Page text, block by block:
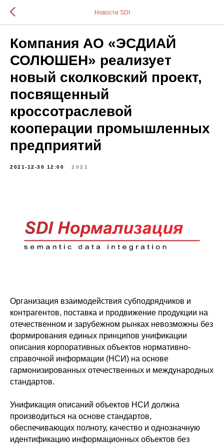
Новости SDI
Компания АО «ЭСДИАЙ
СОЛЮШЕН» реализует
новый сколковский проект,
посвященный
кроссотраслевой
кооперации промышленных
предприятий
2021-12-30 12:00 2021
Организация взаимодействия субподрядчиков и
контрагентов, поставка и продвижение продукции на
отечественном и зарубежном рынках невозможны без
формирования единых принципов унификации
описания корпоративных объектов нормативно-
справочной информации (НСИ) на основе
гармонизированных отечественных и международных
стандартов.
Унификация описаний объектов НСИ должна
производиться на основе стандартов,
обеспечивающих полноту, качество и однозначную
идентификацию информационных объектов без